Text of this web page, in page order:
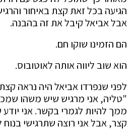
הגיעה בכל זאת קצת באיחור
אבל אביאל קיבל את זה בהבנה.
הם הזמינו שוקו חם.
הוא שוב ליווה אותה לאוטובוס.
לפני שנפרדו אביאל היה נראה
"טליה, אני מרגיש שיש משהו
ממך להיות לגמרי בקשר. אני יודע
קצר, אבל אני רוצה שתרגישי